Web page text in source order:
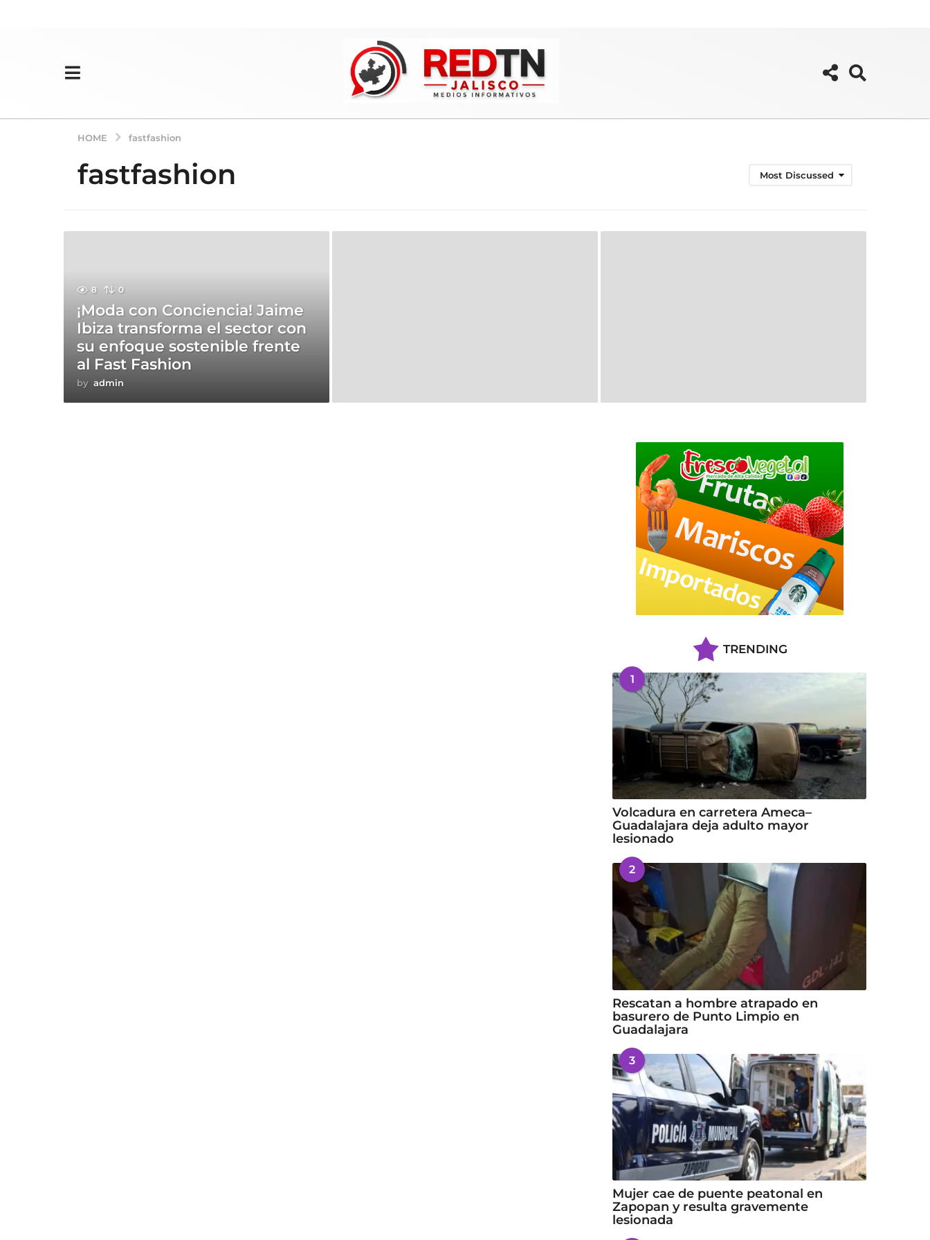
HOME fastfashion
fastfashion Most Discussed
8 0
¡Moda con Conciencia! Jaime
Ibiza transforma el sector con
su enfoque sostenible frente
al Fast Fashion
by admin
TRENDING
1
Volcadura en carretera Ameca–
Guadalajara deja adulto mayor
lesionado
2
Rescatan a hombre atrapado en
basurero de Punto Limpio en
Guadalajara
3
Mujer cae de puente peatonal en
Zapopan y resulta gravemente
lesionada